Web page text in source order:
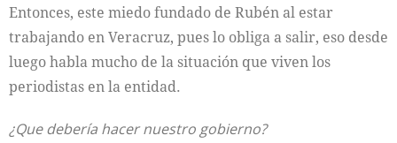
Entonces, este miedo fundado de Rubén al estar
trabajando en Veracruz, pues lo obliga a salir, eso desde
luego habla mucho de la situación que viven los
periodistas en la entidad.
¿Que debería hacer nuestro gobierno?